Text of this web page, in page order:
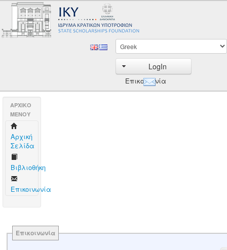
LogIn
Επικοινωνία
AΡΧΙΚΟ
ΜΕΝΟΥ
Aρχική
Σελίδα
Βιβλιοθήκη
Επικοινωνία
Επικοινωνία